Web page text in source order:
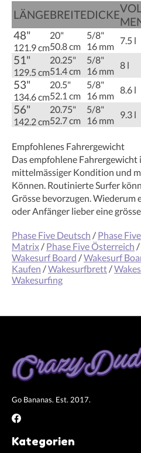
LÄNGEBREITEDICKE
48"
121.9 cm
20"
50.8 cm
5/8"
16 mm
7.5 l
51"
129.5 cm
20.25"
51.4 cm
5/8"
16 mm
8 l
53"
134.6 cm
20.5"
52.1 cm
5/8"
16 mm
8.6 l
56"
142.2 cm
20.75"
52.7 cm
5/8"
16 mm
9.3 l
Empfohlenes Fahrergewicht
Das empfohlene Fahrergewicht
mittelmässiger Kondition und
Können. Routinierte Surfer
Grösse bevorzugen. Wiederum
oder Anfänger lieber eine
Phase Five Deutsch / Phase
Matrix / Phase Five Österreich /
Wakesurf Board /Wakesurf
Kaufen /Wakesurfbrett /
Wakesurfing
Go Bananas. Est. 2017.
Kategorien